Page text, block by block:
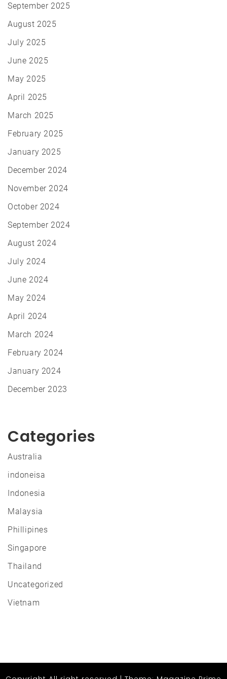
September 2025
August 2025
July 2025
June 2025
May 2025
April 2025
March 2025
February 2025
January 2025
December 2024
November 2024
October 2024
September 2024
August 2024
July 2024
June 2024
May 2024
April 2024
March 2024
February 2024
January 2024
December 2023
Categories
Australia
indoneisa
Indonesia
Malaysia
Phillipines
Singapore
Thailand
Uncategorized
Vietnam